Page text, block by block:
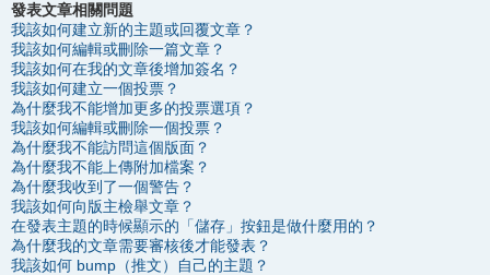
發表文章相關問題
我該如何建立新的主題或回覆文章？
我該如何編輯或刪除一篇文章？
我該如何在我的文章後增加簽名？
我該如何建立一個投票？
為什麼我不能增加更多的投票選項？
我該如何編輯或刪除一個投票？
為什麼我不能訪問這個版面？
為什麼我不能上傳附加檔案？
為什麼我收到了一個警告？
我該如何向版主檢舉文章？
在發表主題的時候顯示的「儲存」按鈕是做什麼用的？
為什麼我的文章需要審核後才能發表？
我該如何 bump（推文）自己的主題？